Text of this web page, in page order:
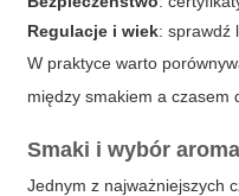
Regulacje i wiek: sprawdź
W praktyce warto
między smakiem a czasem
Smaki i wybór
Jednym z najważniejszych